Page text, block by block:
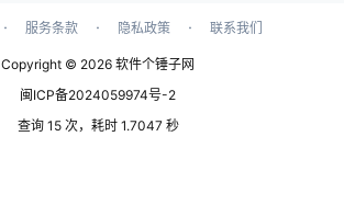
· 服务条款 · 隐私政策 · 联系我们
Copyright © 2026 软件个锤子网
闽ICP备2024059974号-2
查询 15 次，耗时 1.7047 秒